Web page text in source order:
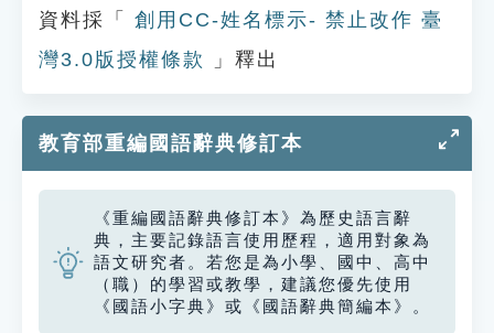
資料採「
創用CC-姓名標示- 禁止改作 臺
灣3.0版授權條款
」釋出
教育部重編國語辭典修訂本
《重編國語辭典修訂本》為歷史語言辭
典，主要記錄語言使用歷程，適用對象為
語文研究者。若您是為小學、國中、高中
（職）的學習或教學，建議您優先使用
《國語小字典》或《國語辭典簡編本》。